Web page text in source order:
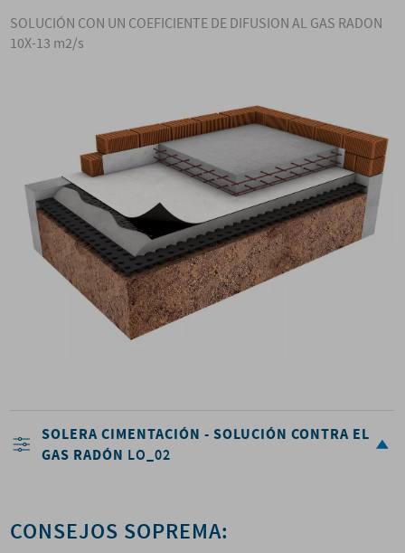
SOLUCIÓN CON UN COEFICIENTE DE DIFUSION AL GAS RADON
10X-13 m2/s
SOLERA CIMENTACIÓN - SOLUCIÓN CONTRA EL
GAS RADÓN LO_02
CONSEJOS SOPREMA: